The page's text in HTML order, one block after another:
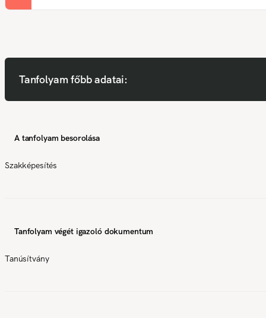
Tanfolyam főbb adatai:
A tanfolyam besorolása
Szakképesítés
Tanfolyam végét igazoló dokumentum
Tanúsítvány